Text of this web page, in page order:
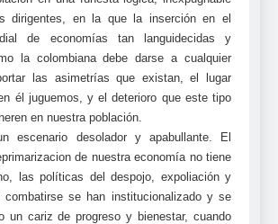
dirigentes, en la que la inserción en el
de economías tan languidecidas y
la colombiana debe darse a cualquier
las asimetrías que existan, el lugar
él juguemos, y el deterioro que este tipo
en nuestra población.
escenario desolador y apabullante. El
de nuestra economía no tiene
las políticas del despojo, expoliación y
se han institucionalizado y se
un cariz de progreso y bienestar, cuando